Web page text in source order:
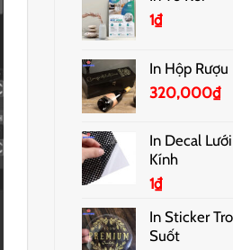
1₫
In Hộp Rượu
320,000₫
In Decal
Kính
1₫
In Sticker
Suốt